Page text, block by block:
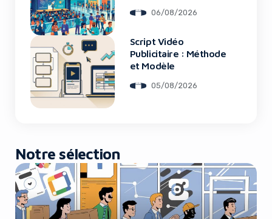
06/08/2026
Script Vidéo
Publicitaire : Méthode
et Modèle
05/08/2026
Notre sélection